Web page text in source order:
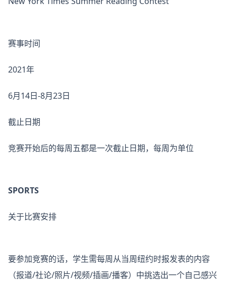
赛事时间
2021年
6月14日-8月23日
截止日期
竞赛开始后的每周五都是一次截止日期，每周为单位
SPORTS
关于比赛安排
要参加竞赛的话，学生需每周从当周纽约时报发表的内容
（报道/社论/照片/视频/插画/播客）中挑选出一个自己感兴